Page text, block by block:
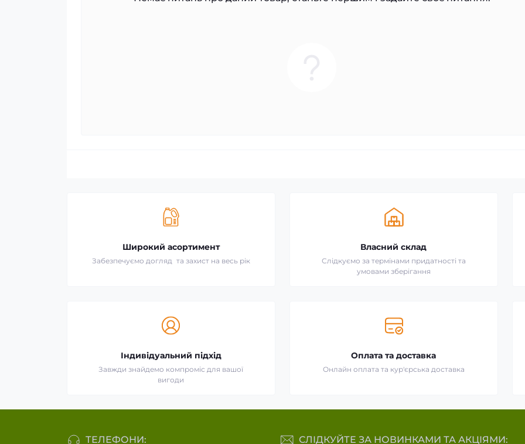
Широкий асортимент
Забезпечуємо догляд та захист на весь рік
Власний склад
Слідкуємо за термінами придатності та
умовами зберігання
Індивідуальний підхід
Завжди знайдемо компроміс для вашої
вигоди
Оплата та доставка
Онлайн оплата та кур'єрська доставка
ТЕЛЕФОНИ: СЛІДКУЙТЕ ЗА НОВИНКАМИ ТА АКЦІЯМИ: